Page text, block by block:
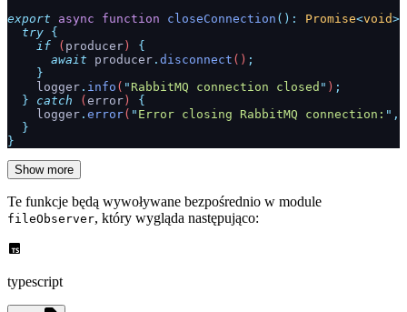
export async function closeConnection (): Promise<void>
  try
{
    if
( producer ) {
      await
producer . disconnect () ;
    }
    logger
. info ( " RabbitMQ connection closed " ) ;
  }
catch ( error ) {
    logger
. error( " Error closing RabbitMQ connection: " ,
  }
}
Show more
Te funkcje będą wywoływane bezpośrednio w module
fileObserver, który wygląda następująco:
typescript